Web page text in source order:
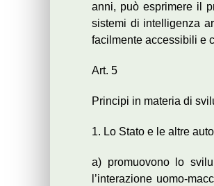
anni, può esprimere il
sistemi di intelligenza
facilmente accessibili e
Art. 5
Principi in materia di
1. Lo Stato e le altre
a) promuovono lo
l’interazione uomo-